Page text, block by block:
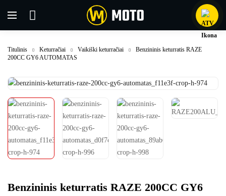
Titulinis Keturračiai Vaikiški keturračiai
Benzininis keturratis RAZE
200CC GY6 AUTOMATAS
Benzininis keturratis RAZE 200CC GY6